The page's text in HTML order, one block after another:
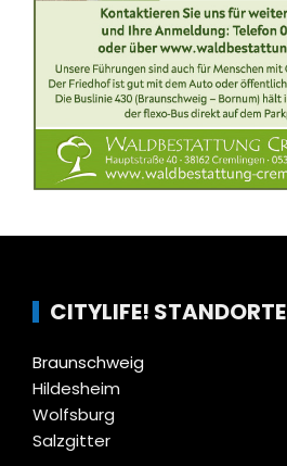
CITYLIFE! STANDORTE
Braunschweig
Hildesheim
Wolfsburg
Salzgitter